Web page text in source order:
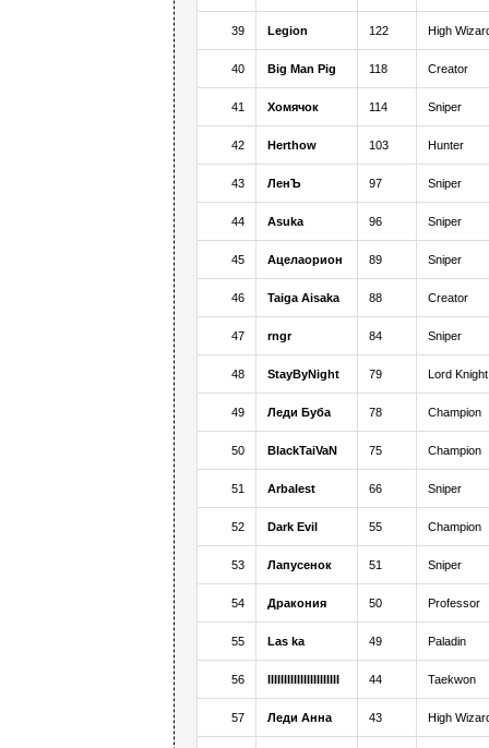
39 Legion 122 High
40 Big Man Pig 118 Creator
41 Хомячок 114 Sniper
42 Herthow 103 Hunter
43 ЛенЪ 97 Sniper
44 Asuka 96 Sniper
45 Ацелаорион 89 Sniper
46 Taiga Aisaka 88 Creator
47 rngr 84 Sniper
48 StayByNight 79 Lord Knight
49 Леди Буба 78 Champion
50 BlackTaiVaN 75 Champion
51 Arbalest 66 Sniper
52 Dark Evil 55 Champion
53 Лапусенок 51 Sniper
54 Дракония 50 Professor
55 Las ka 49 Paladin
56 44 Taekwon
57 Леди Анна 43 High